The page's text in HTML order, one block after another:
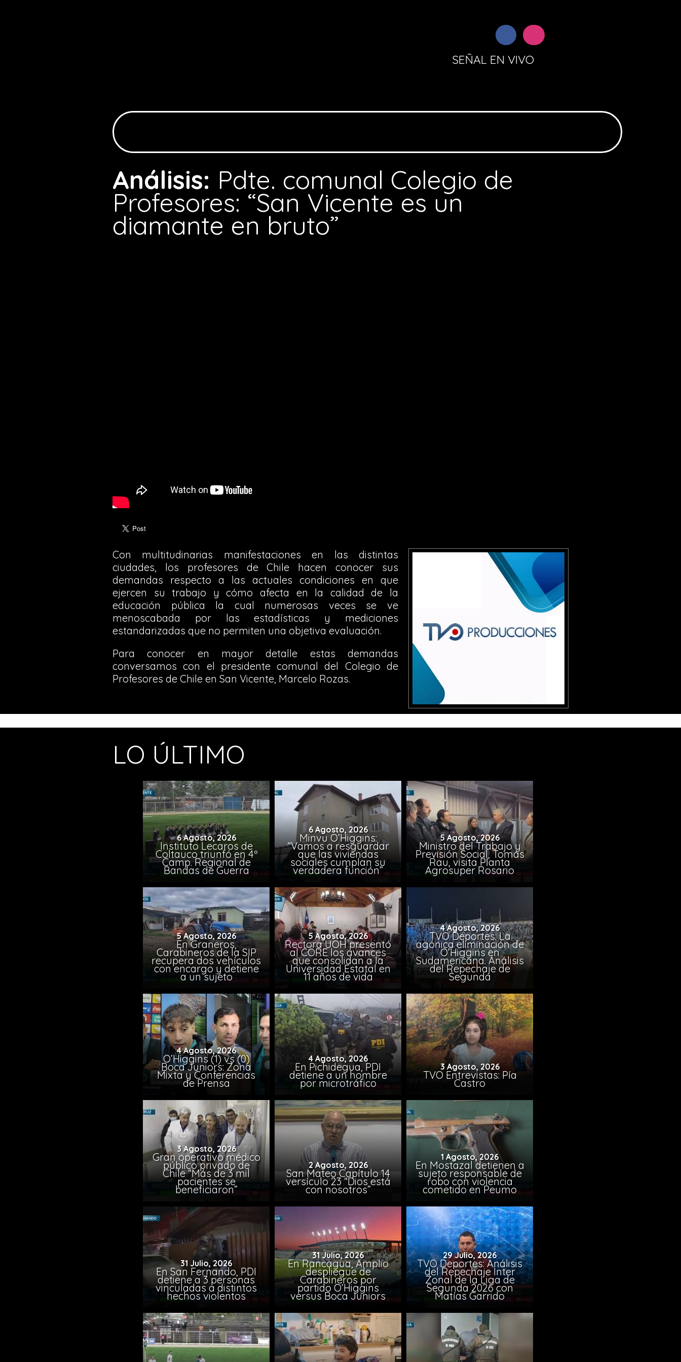
SEÑAL EN VIVO
Análisis: Pdte. comunal Colegio de
Profesores: “San Vicente es un
diamante en bruto”
Con multitudinarias manifestaciones en las distintas
ciudades, los profesores de Chile hacen conocer sus
demandas respecto a las actuales condiciones en que
ejercen su trabajo y cómo afecta en la calidad de la
educación pública la cual numerosas veces se ve
menoscabada por las estadísticas y mediciones
estandarizadas que no permiten una objetiva evaluación.
Para conocer en mayor detalle estas demandas
conversamos con el presidente comunal del Colegio de
Profesores de Chile en San Vicente, Marcelo Rozas.
LO ÚLTIMO
6 Agosto, 2026
Instituto Lecaros de
Coltauco triunfó en 4º
Camp. Regional de
Bandas de Guerra
6 Agosto, 2026
Minvu O’Higgins:
“Vamos a resguardar
que las viviendas
sociales cumplan su
verdadera función”
5 Agosto, 2026
Ministro del Trabajo y
Previsión Social, Tomás
Rau, visita Planta
Agrosuper Rosario
5 Agosto, 2026
En Graneros,
Carabineros de la SIP
recupera dos vehículos
con encargo y detiene
a un sujeto
5 Agosto, 2026
Rectora UOH presentó
al CORE los avances
que consolidan a la
Universidad Estatal en
11 años de vida
4 Agosto, 2026
TVO Deportes: La
agónica eliminación de
O’Higgins en
Sudamericana. Análisis
del Repechaje de
Segunda
4 Agosto, 2026
O’Higgins (1) vs (0)
Boca Juniors: Zona
Mixta y Conferencias
de Prensa
4 Agosto, 2026
En Pichidegua, PDI
detiene a un hombre
por microtráfico
3 Agosto, 2026
TVO Entrevistas: Pía
Castro
3 Agosto, 2026
Gran operativo médico
público privado de
Chile “Más de 3 mil
pacientes se
beneficiaron”
2 Agosto, 2026
San Mateo Capítulo 14
versículo 23 “Dios está
con nosotros”
1 Agosto, 2026
En Mostazal detienen a
sujeto responsable de
robo con violencia
cometido en Peumo
31 Julio, 2026
En San Fernando, PDI
detiene a 3 personas
vinculadas a distintos
hechos violentos
31 Julio, 2026
En Rancagua, Amplio
despliegue de
Carabineros por
partido O’Higgins
versus Boca Juniors
29 Julio, 2026
TVO Deportes: Análisis
del Repechaje Inter
Zonal de la Liga de
Segunda 2026 con
Matías Garrido